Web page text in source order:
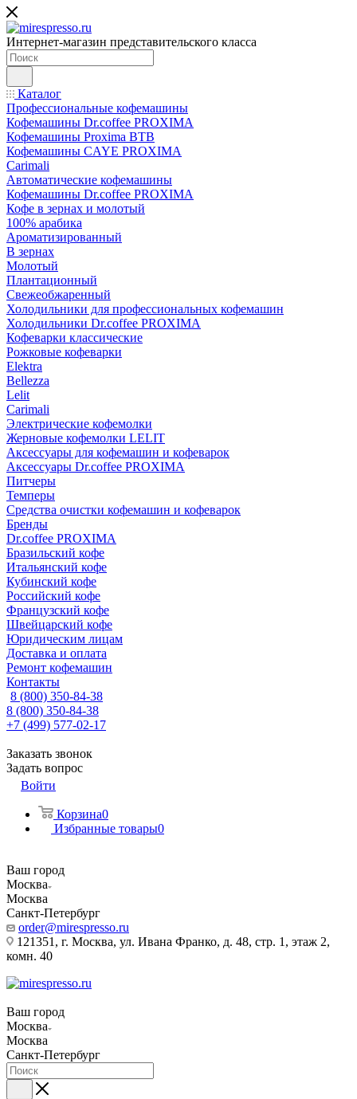
Интернет-магазин представительского класса
Каталог
Профессиональные кофемашины
Кофемашины Dr.coffee PROXIMA
Кофемашины Proxima BTB
Кофемашины CAYE PROXIMA
Carimali
Автоматические кофемашины
Кофемашины Dr.coffee PROXIMA
Кофе в зернах и молотый
100% арабика
Ароматизированный
В зернах
Молотый
Плантационный
Свежеобжаренный
Холодильники для профессиональных кофемашин
Холодильники Dr.coffee PROXIMA
Кофеварки классические
Рожковые кофеварки
Elektra
Bellezza
Lelit
Carimali
Электрические кофемолки
Жерновые кофемолки LELIT
Аксессуары для кофемашин и кофеварок
Аксессуары Dr.coffee PROXIMA
Питчеры
Темперы
Средства очистки кофемашин и кофеварок
Бренды
Dr.coffee PROXIMA
Бразильский кофе
Итальянский кофе
Кубинский кофе
Российский кофе
Французский кофе
Швейцарский кофе
Юридическим лицам
Доставка и оплата
Ремонт кофемашин
Контакты
8 (800) 350-84-38
8 (800) 350-84-38
+7 (499) 577-02-17
Заказать звонок
Задать вопрос
Войти
Корзина0
Избранные товары0
Ваш город
Москва
Москва
Санкт-Петербург
order@mirespresso.ru
121351, г. Москва, ул. Ивана Франко, д. 48, стр. 1, этаж 2,
комн. 40
Ваш город
Москва
Москва
Санкт-Петербург